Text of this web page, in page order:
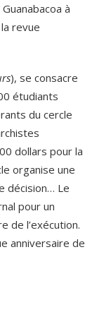
à
revue
), se consacre
étudiants
du cercle
dollars pour la
organise une
décision… Le
pour un
de l’exécution.
anniversaire de